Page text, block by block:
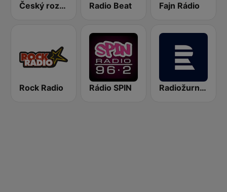
Český rozhlas Radiožurnál Radio Beat Fajn Rádio
Rock Radio Rádio SPIN Radiožurnál Sport